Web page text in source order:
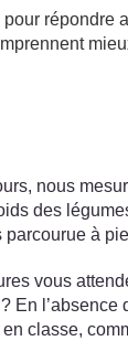
répondre
nous
des
à
vous
En l’absence
classe,